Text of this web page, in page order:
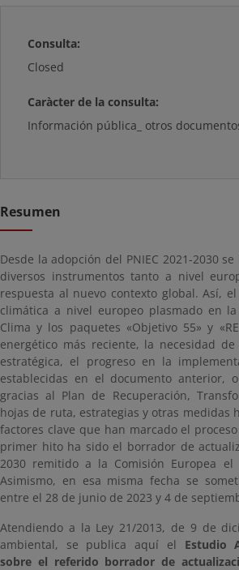
Consulta:
Closed
Caràcter de la consulta:
Información pública_ otros
Resumen
Desde la adopción del PNIEC 2021-2030
diversos instrumentos tanto a nivel
respuesta al nuevo contexto global. Así,
climática a nivel europeo plasmado en
Clima y los paquetes «Objetivo 55» y
energético más reciente, la necesidad
estratégica, el progreso en la
establecidas en el documento anterior,
gracias al Plan de Recuperación,
hojas de ruta, estrategias y otras medidas
factores clave que han marcado el
primer hito ha sido el borrador de
2030 remitido a la Comisión Europea
Asimismo, en esa misma fecha se
entre el 28 de junio de 2023 y 4 de
Atendiendo a la Ley 21/2013, de 9 de
ambiental, se publica aquí el Estudio
sobre el referido borrador de